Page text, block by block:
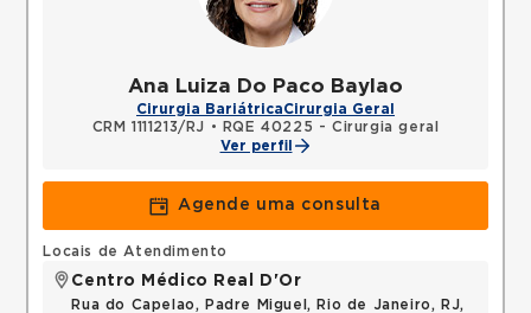
Ana Luiza Do Paco Baylao
Cirurgia BariátricaCirurgia Geral
CRM 1111213/RJ •
RQE 40225 - Cirurgia geral
Ver perfil
Agende uma consulta
Locais de Atendimento
Centro Médico Real D'Or
Rua do Capelao, Padre Miguel, Rio de Janeiro, RJ,